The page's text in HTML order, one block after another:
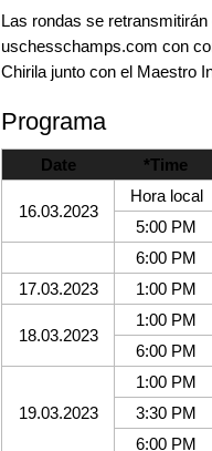
Las rondas se
uschesschamps.com con
Chirila junto con el Maestro
Programa
Date *Time
16.03.2023
Hora local
5:00 PM
6:00 PM
17.03.2023
1:00 PM
18.03.2023
1:00 PM
6:00 PM
19.03.2023
1:00 PM
3:30 PM
6:00 PM